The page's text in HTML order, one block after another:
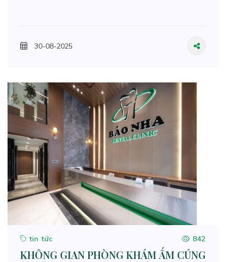
30-08-2025
tin tức 842
KHÔNG GIAN PHÒNG KHÁM ẤM CÚNG